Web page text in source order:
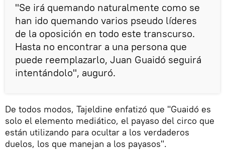
"Se irá quemando naturalmente como se
han ido quemando varios pseudo líderes
de la oposición en todo este transcurso.
Hasta no encontrar a una persona que
puede reemplazarlo, Juan Guaidó seguirá
intentándolo", auguró.
De todos modos, Tajeldine enfatizó que "Guaidó es
solo el elemento mediático, el payaso del circo que
están utilizando para ocultar a los verdaderos
duelos, los que manejan a los payasos".